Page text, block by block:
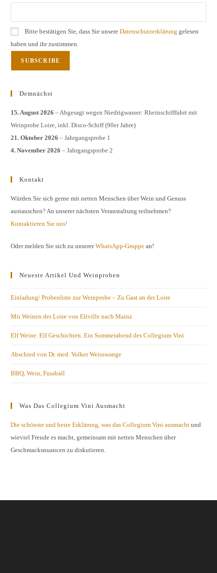
Bitte bestätigen Sie, dass Sie unsereDatenschutzerklärung gelesen
haben und ihr zustimmen.
Demnächst
15. August 2026 – Abgesagt wegen Niedrigwasser: Rheinschifffahrt mit
Weinprobe Loire, inkl. Disco-Schiff (90er Jahre)
21. Oktober 2026 – Jahrgangsprobe 1
4. November 2026 – Jahrgangsprobe 2
Kontakt
Würden Sie sich gerne mit netten Menschen über Wein und Genuss
austauschen? An unserer nächsten Veranstaltung teilnehmen?
Kontaktieren Sie uns!
Oder melden Sie sich zu unsererWhatsApp-Gruppe an!
Neueste Artikel Und Weinproben
Einladung/ Probenliste zur Weinprobe – Zu Gast an der Loire
Mit Weinen der Loire von Eltville nach Mainz
Elf Weine. Elf Geschichten. Ein Sommerabend des Collegium Vini
Abschied von Dr. med. Volker Weisswange
BBQ, Wein, Fussball
Was Das Collegium Vini Ausmacht
Die schönste und beste Erklärung, was das Collegium Vini ausmacht und
wieviel Freude es macht, gemeinsam mit netten Menschen über
Geschmacksnuancen zu diskutieren.